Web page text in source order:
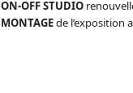
ON-OFF STUDIO
MONTAGEde l’exposition